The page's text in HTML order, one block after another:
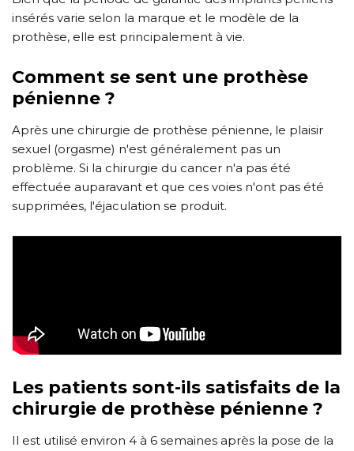
insérés varie selon la marque et le modèle de la
prothèse, elle est principalement à vie.
Comment se sent une prothèse
pénienne ?
Après une chirurgie de prothèse pénienne, le plaisir
sexuel (orgasme) n'est généralement pas un
problème. Si la chirurgie du cancer n'a pas été
effectuée auparavant et que ces voies n'ont pas été
supprimées, l'éjaculation se produit.
Les patients sont-ils satisfaits de la
chirurgie de prothèse pénienne ?
Il est utilisé environ 4 à 6 semaines après la pose de la